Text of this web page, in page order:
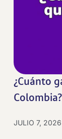
¿Cuánto
JULIO 7, 2026